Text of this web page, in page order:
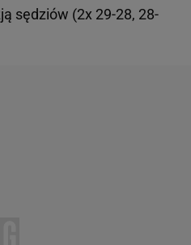
sędziów (2x 29-28, 28-